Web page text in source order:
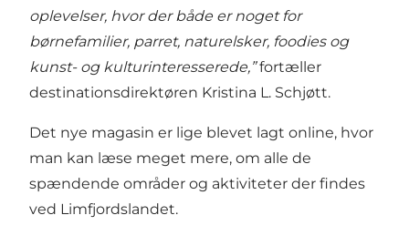
oplevelser, hvor der både er noget for
børnefamilier, parret, naturelsker, foodies og
kunst- og kulturinteresserede,”fortæller
destinationsdirektøren Kristina L. Schjøtt.
Det nye magasin er lige blevet lagt online, hvor
man kan læse meget mere, om alle de
spændende områder og aktiviteter der findes
ved Limfjordslandet.